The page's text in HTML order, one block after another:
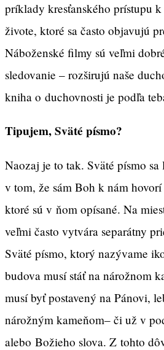
príklady kresťanského prístupu
živote, ktoré sa často objavujú
Náboženské filmy sú veľmi
sledovanie – rozširujú naše
kniha o duchovnosti je podľa
Tipujem, Sväté písmo?
Naozaj je to tak. Sväté písmo
v tom, že sám Boh k nám
ktoré sú v ňom opísané. Na
veľmi často vytvára separátny
Sväté písmo, ktorý nazývame
budova musí stáť na nárožnom
musí byť postavený na Pánovi,
nárožným kameňom– či už v
alebo Božieho slova. Z tohto